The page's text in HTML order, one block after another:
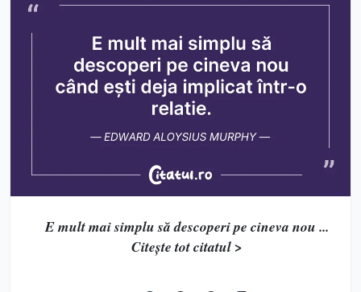
E mult mai simplu să descoperi pe cineva nou ...
Citește tot citatul >